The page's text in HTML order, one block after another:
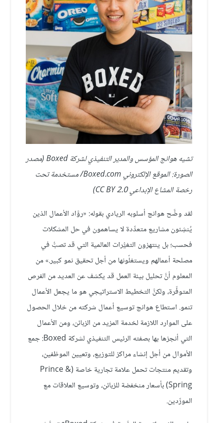
تشيه هوانج المؤسس والمدير التنفيذي لشركة Boxed (مصدر
الصورة: الموقع الإلكتروني Boxed.com/ مستخدمة تحت
رخصة المشاع الإبداعي CC BY 2.0)
لقد وضَّح هوانج أسلوبه الريادي بقوله: «روَّاد الأعمال الذين
يُنشِئون مشاريع متعدِّدة لا يساهمون في حل المشكلات
فحسب؛ بل ينتهزون التغيُّرات العالمية التي قد تصبُّ في
مصلحة أعمالهم ويستغلّونها من أجل تحقيق نمو كبير.» من
المعلوم أنَّ تحليل بيئة العمل قد يكشف عن العديد من الفرص
المتوفِّرة، ولكنَّ التخطيط الاستراتيجي هو ما يجعل الأعمال
تنمو. استطاع هوانج توسيع أعمال شركته من خلال الحصول
على الموارد اللازمة لخدمة المزيد من الزبائن، ومن الأعمال
التي أنجزها بها بصفته الرئيس التنفيذي لشركة Boxed: جمع
الأموال من أجل إنشاء مراكز للتوزيع، وتعيين الموظفين،
وتقديم منتجات تحمل علامة تجارية خاصة (Prince &
Spring) بأسعار منخفضة للزبائن، وتوسيع العلاقات مع
المورِّدين.